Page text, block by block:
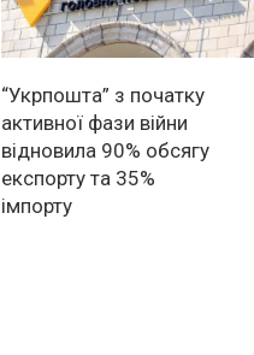
“Укрпошта” з початку
активної фази війни
відновила 90% обсягу
експорту та 35%
імпорту